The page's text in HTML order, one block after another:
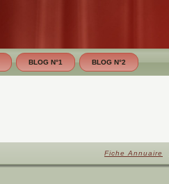
BLOG N°1 BLOG N°2
Fiche Annuaire